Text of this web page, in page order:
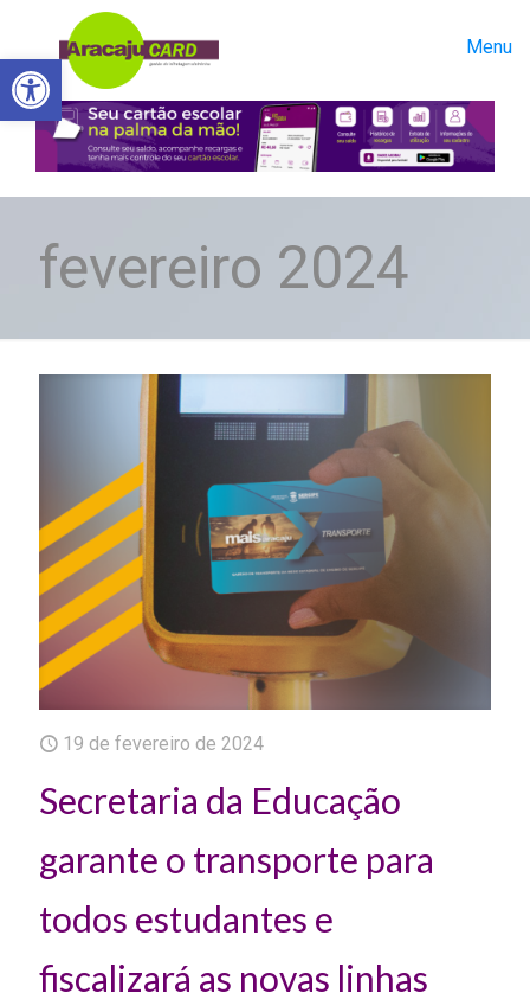
Abrir a barra de ferramentas
Menu
fevereiro 2024
19 de fevereiro de 2024
Secretaria da Educação
garante o transporte para
todos estudantes e
fiscalizará as novas linhas